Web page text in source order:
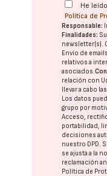
He
Política de
Responsable:
Finalidades:
newsletter(s).
Envío de
relativos a
asociados.
relación con
llevar a cabo
Los datos
grupo por
Acceso,
portabilidad,
decisiones
nuestro DPD .
se ajusta a la
reclamación
Política de